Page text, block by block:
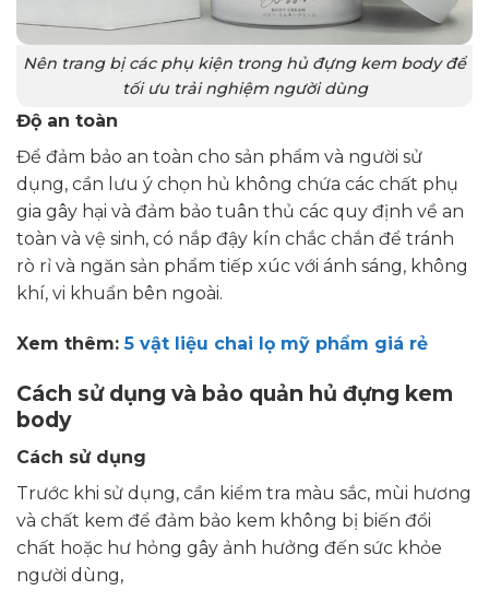
Nên trang bị các phụ kiện trong hủ đựng kem body để
tối ưu trải nghiệm người dùng
Độ an toàn
Để đảm bảo an toàn cho sản phẩm và người sử
dụng, cần lưu ý chọn hủ không chứa các chất phụ
gia gây hại và đảm bảo tuân thủ các quy định về an
toàn và vệ sinh, có nắp đậy kín chắc chắn để tránh
rò rỉ và ngăn sản phẩm tiếp xúc với ánh sáng, không
khí, vi khuẩn bên ngoài.
Xem thêm:5 vật liệu chai lọ mỹ phẩm giá rẻ
Cách sử dụng và bảo quản hủ đựng kem
body
Cách sử dụng
Trước khi sử dụng, cần kiểm tra màu sắc, mùi hương
và chất kem để đảm bảo kem không bị biến đổi
chất hoặc hư hỏng gây ảnh hưởng đến sức khỏe
người dùng,